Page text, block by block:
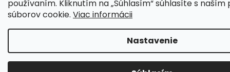
používaním. Kliknutím na „Súhlasím“ súhlasíte s
súborov cookie. Viac informácii
Nastavenie